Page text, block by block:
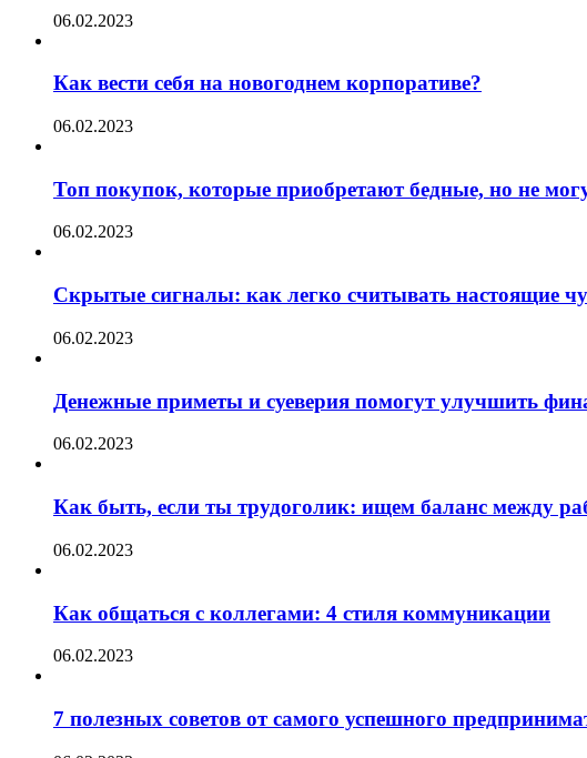
06.02.2023
Как вести себя на новогоднем корпоративе?
06.02.2023
Топ покупок, которые приобретают бедные, но не
06.02.2023
Скрытые сигналы: как легко считывать настоящие
06.02.2023
Денежные приметы и суеверия помогут улучшить
06.02.2023
Как быть, если ты трудоголик: ищем баланс между
06.02.2023
Как общаться с коллегами: 4 стиля коммуникации
06.02.2023
7 полезных советов от самого успешного